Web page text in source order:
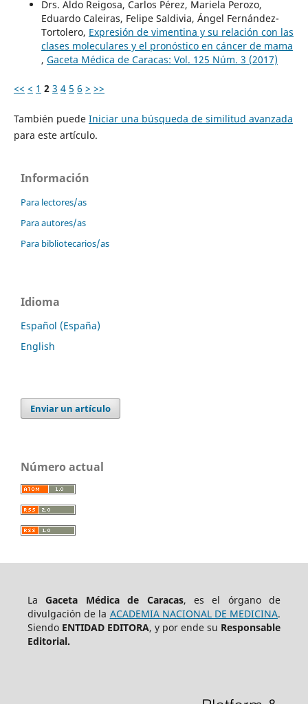
Drs. Aldo Reigosa, Carlos Pérez, Mariela Perozo,
Eduardo Caleiras, Felipe Saldivia, Ángel Fernández-
Tortolero, Expresión de vimentina y su relación con las
clases moleculares y el pronóstico en cáncer de mama
, Gaceta Médica de Caracas: Vol. 125 Núm. 3 (2017)
<< < 1 2 3 4 5 6 > >>
También puede Iniciar una búsqueda de similitud avanzada
para este artículo.
Información
Para lectores/as
Para autores/as
Para bibliotecarios/as
Idioma
Español (España)
English
Enviar un artículo
Número actual
LaGaceta Médica de Caracas, es el órgano de
divulgación de la ACADEMIA NACIONAL DE MEDICINA.
Siendo ENTIDAD EDITORA, y por ende su Responsable
Editorial.